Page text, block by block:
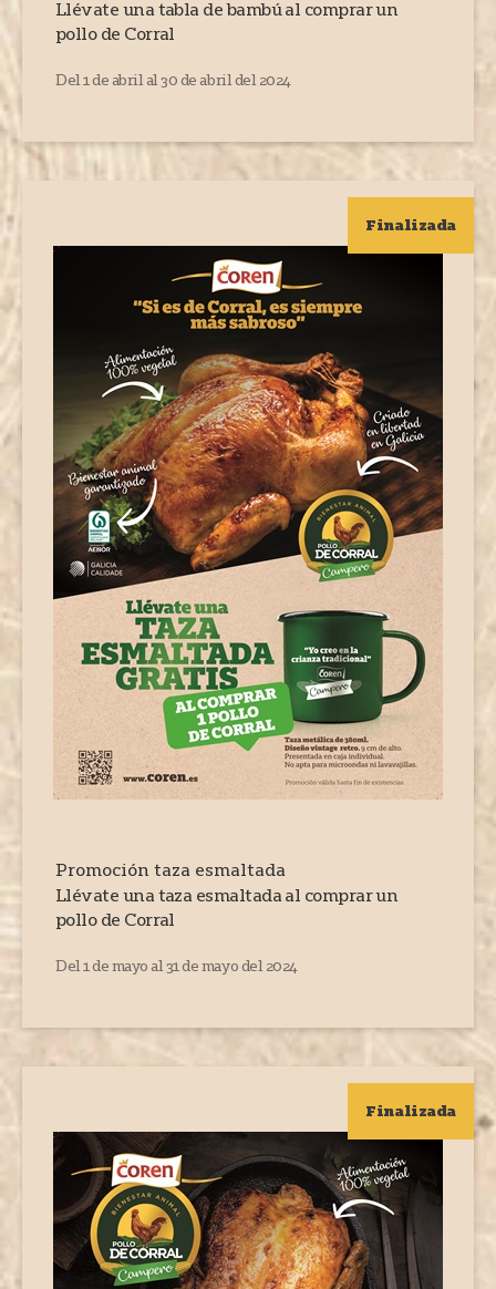
Llévate una tabla de bambú al comprar un
pollo de Corral
Del 1 de abril al 30 de abril del 2024
Promoción taza esmaltada
Llévate una taza esmaltada al comprar un
pollo de Corral
Del 1 de mayo al 31 de mayo del 2024
Finalizada
Finalizada